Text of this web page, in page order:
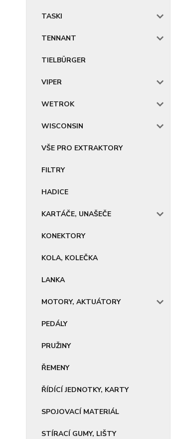
TASKI
TENNANT
TIELBÜRGER
VIPER
WETROK
WISCONSIN
VŠE PRO EXTRAKTORY
FILTRY
HADICE
KARTÁČE, UNAŠEČE
KONEKTORY
KOLA, KOLEČKA
LANKA
MOTORY, AKTUÁTORY
PEDÁLY
PRUŽINY
ŘEMENY
ŘÍDÍCÍ JEDNOTKY, KARTY
SPOJOVACÍ MATERIÁL
STÍRACÍ GUMY, LIŠTY